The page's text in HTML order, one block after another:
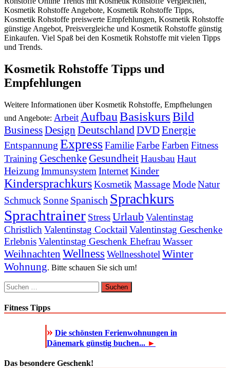
Kosmetik Rohstoffe Angebote, Kosmetik Rohstoffe Tipps,
Kosmetik Rohstoffe preiswerte Empfehlungen, Kosmetik Rohstoffe
günstige Angebot, Preisvergleiche und Kosmetik Rohstoffe günstig
Einkaufen. Viel Spaß bei den Kosmetik Rohstoffe mit vielen Tipps
und Trends.
Kosmetik Rohstoffe Tipps und
Empfehlungen
Weitere Informationen über Kosmetik Rohstoffe, Empfhelungen
und Angebote: Arbeit AufbauBasiskursBild
BusinessDesign DeutschlandDVDEnergie
Entspannung ExpressFamilieFarbeFarben Fitness
Training GeschenkeGesundheitHausbau Haut
Heizung Immunsystem InternetKinder
KindersprachkursKosmetik MassageModeNatur
Schmuck Sonne Spanisch Sprachkurs
Sprachtrainer StressUrlaubValentinstag
Christlich Valentinstag Cocktail Valentinstag Geschenke
ErlebnisValentinstag Geschenk Ehefrau Wasser
Weihnachten Wellness Wellnesshotel Winter
Wohnung. Bitte schauen Sie sich um!
Suchen
nach:
Fitness Tipps
» Die schönsten Ferienwohnungen in
Dänemark günstig buchen... ►
Das besondere Geschenk!